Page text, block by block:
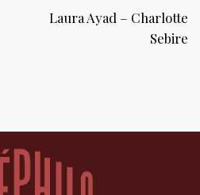
Laura Ayad – Charlotte
Sebire